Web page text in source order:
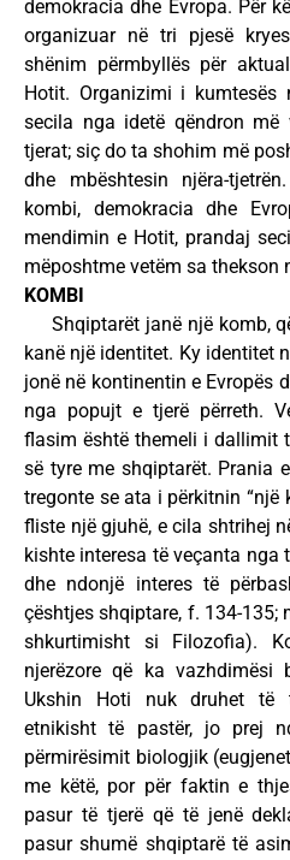
demokracia dhe Evropa. Për
organizuar në tri pjesë
shënim përmbyllës për
Hotit. Organizimi i
secila nga idetë qëndron
tjerat; siç do ta shohim më
dhe mbështesin njëra-
kombi, demokracia dhe
mendimin e Hotit, prandaj
mëposhtme vetëm sa thekson
KOMBI
Shqiptarët janë një komb,
kanë një identitet. Ky identitet
jonë në kontinentin e Evropës
nga popujt e tjerë përreth.
flasim është themeli i dallimit
së tyre me shqiptarët. Prania
tregonte se ata i përkitnin “një
fliste një gjuhë, e cila shtrihej
kishte interesa të veçanta nga
dhe ndonjë interes të
çështjes shqiptare, f. 134-135;
shkurtimisht si Filozofia).
njerëzore që ka vazhdimësi
Ukshin Hoti nuk druhet të
etnikisht të pastër, jo prej
përmirësimit biologjik
me këtë, por për faktin e
pasur të tjerë që të jenë
pasur shumë shqiptarë të